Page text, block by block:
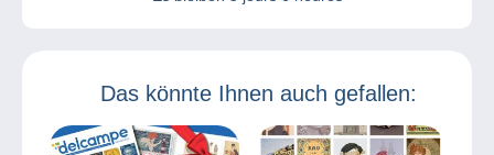
Das könnte Ihnen auch gefallen: